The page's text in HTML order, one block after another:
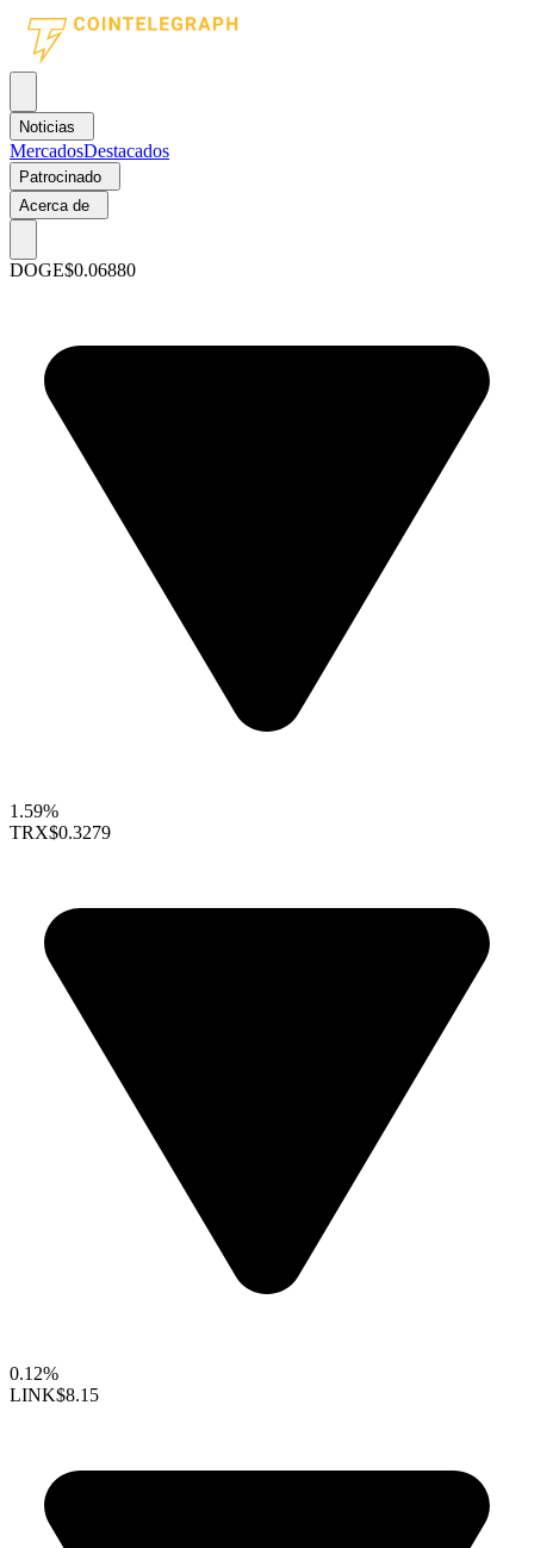
Noticias
MercadosDestacados
Patrocinado
Acerca de
DOGE$0.06880
1.59%
TRX$0.3279
0.12%
LINK$8.15